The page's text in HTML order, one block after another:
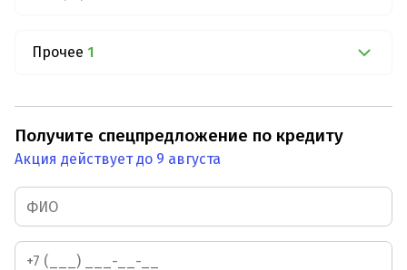
Прочее 1
Получите спецпредложение по кредиту
Акция действует до 9 августа